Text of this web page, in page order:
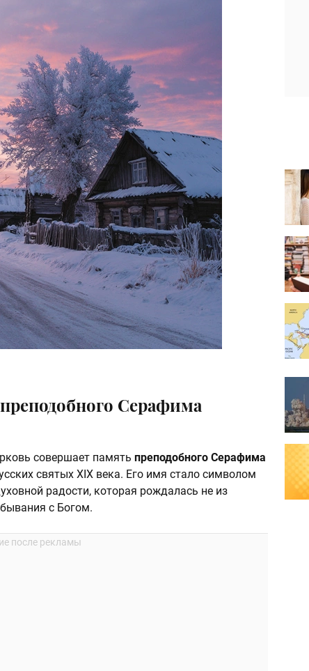
Серафима
совершает память преподобного Серафима
святых XIX века. Его имя стало символом
радости, которая рождалась не из
с Богом.